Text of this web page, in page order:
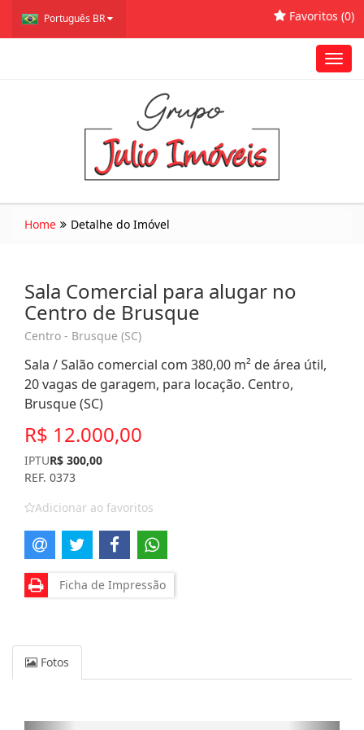
Português BR Favoritos (0)
Home Detalhe do Imóvel
Sala Comercial para alugar no
Centro de Brusque
Centro - Brusque (SC)
Sala / Salão comercial com 380,00 m² de área útil,
20 vagas de garagem, para locação. Centro,
Brusque (SC)
R$ 12.000,00
IPTUR$ 300,00
REF. 0373
Adicionar ao favoritos
Ficha de Impressão
Fotos